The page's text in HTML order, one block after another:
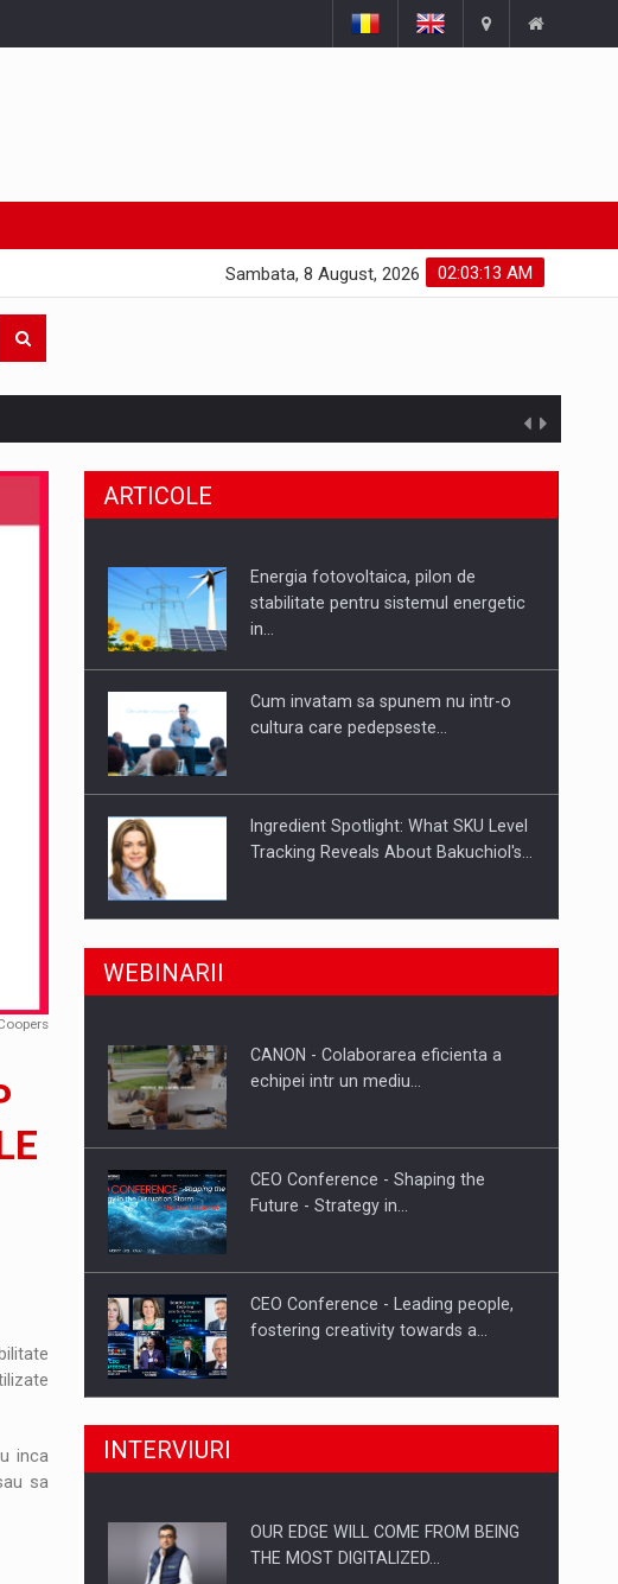
02:03:14 AM
Sambata, 8 August, 2026
produselor din piata
Romania, preiau compania intr-o tranzactie de peste 25…
inca
sa
ARTICOLE
Energia fotovoltaica, pilon de
stabilitate pentru sistemul energetic
in…
Cum invatam sa spunem nu intr-o
cultura care pedepseste…
Ingredient Spotlight: What SKU Level
Tracking Reveals About Bakuchiol's…
Producatorii si comerciantii care nu
Proteinmaxxing and the Future of
WEBINARII
CANON - Colaborarea eficienta a
echipei intr un mediu…
CEO Conference - Shaping the
Future - Strategy in…
CEO Conference - Leading people,
fostering creativity towards a…
CEO Conference - Shaping The
Webinar - Business Evolution-
INTERVIURI
OUR EDGE WILL COME FROM BEING
THE MOST DIGITALIZED…